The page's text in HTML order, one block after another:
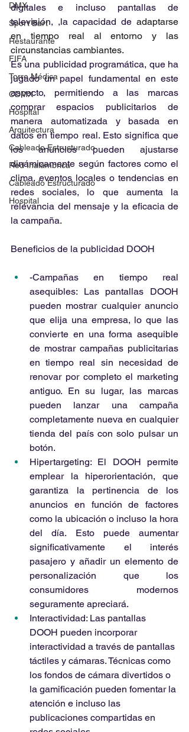
DMX
Sport Bart
Restaurante
FIFA
Torre Médica
CDMX
Hospital
Arquitectura
Cableado Estructurado
Red Inalámbrica
Cableado Estructurado
Hospital
digitales e incluso pantallas de
televisión, ,la capacidad de adaptarse
en tiempo real al entorno y las
circunstancias cambiantes.
Es una publicidad programática, que ha
jugado un papel fundamental en este
aspecto, permitiendo a las marcas
comprar espacios publicitarios de
manera automatizada y basada en
datos en tiempo real. Esto significa que
los anuncios pueden ajustarse
dinámicamente según factores como el
clima, eventos locales o tendencias en
redes sociales, lo que aumenta la
relevancia del mensaje y la eficacia de
la campaña.
Beneficios de la publicidad DOOH
-Campañas en tiempo real
asequibles: Las pantallas DOOH
pueden mostrar cualquier anuncio
que elija una empresa, lo que las
convierte en una forma asequible
de mostrar campañas publicitarias
en tiempo real sin necesidad de
renovar por completo el marketing
antiguo. En su lugar, las marcas
pueden lanzar una campaña
completamente nueva en cualquier
tienda del país con solo pulsar un
botón.
Hipertargeting: El DOOH permite
emplear la hiperorientación, que
garantiza la pertinencia de los
anuncios en función de factores
como la ubicación o incluso la hora
del día. Esto puede aumentar
significativamente el interés
pasajero y añadir un elemento de
personalización que los
consumidores modernos
seguramente apreciará.
Interactividad: Las pantallas
DOOH pueden incorporar
interactividad a través de pantallas
táctiles y cámaras. Técnicas como
los fondos de cámara divertidos o
la gamificación pueden fomentar la
atención e incluso las
publicaciones compartidas en